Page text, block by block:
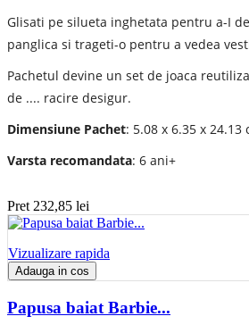
Glisati pe silueta inghetata pentru a-I
panglica si trageti-o pentru a vedea
Pachetul devine un set de joaca
de .... racire desigur.
Dimensiune Pachet: 5.08 x 6.35 x 24.13
Varsta recomandata: 6 ani+
Pret 232,85 lei
Vizualizare rapida
Adauga in cos
Papusa baiat Barbie...